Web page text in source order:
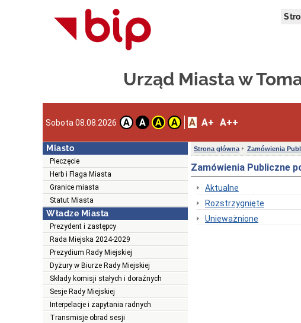
Urząd Miasta w
Sobota 08.08.2026 A A A A A A+ A++
Miasto
Pieczęcie
Herb i Flaga Miasta
Granice miasta
Statut Miasta
Władze Miasta
Prezydent i zastępcy
Rada Miejska 2024-2029
Prezydium Rady Miejskiej
Dyżury w Biurze Rady Miejskiej
Składy komisji stałych i doraźnych
Sesje Rady Miejskiej
Interpelacje i zapytania radnych
Transmisje obrad sesji
Strona główna Zamówienia
Zamówienia Publiczne
Aktualne
Rozstrzygnięte
Unieważnione